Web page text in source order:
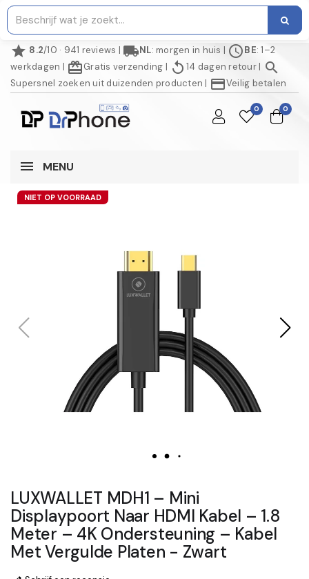
star 8.2/10 · 941 reviews | local_shippingNL: morgen in huis | scheduleBE: 1–2
werkdagen | redeemGratis verzending | replay 14 dagen retour| search
Supersnel zoeken uit duizenden producten | credit_cardVeilig betalen
0 0
MENU
NIET OP VOORRAAD
LUXWALLET MDH1 – Mini
Displaypoort Naar HDMI Kabel – 1.8
Meter – 4K Ondersteuning – Kabel
Met Vergulde Platen - Zwart